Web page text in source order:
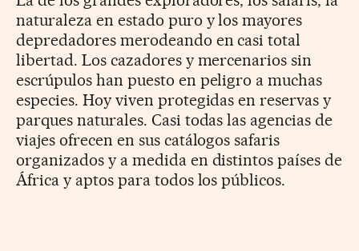
naturaleza en estado puro y los mayores
depredadores merodeando en casi total
libertad. Los cazadores y mercenarios sin
escrúpulos han puesto en peligro a muchas
especies. Hoy viven protegidas en reservas y
parques naturales. Casi todas las agencias de
viajes ofrecen en sus catálogos safaris
organizados y a medida en distintos países de
África y aptos para todos los públicos.